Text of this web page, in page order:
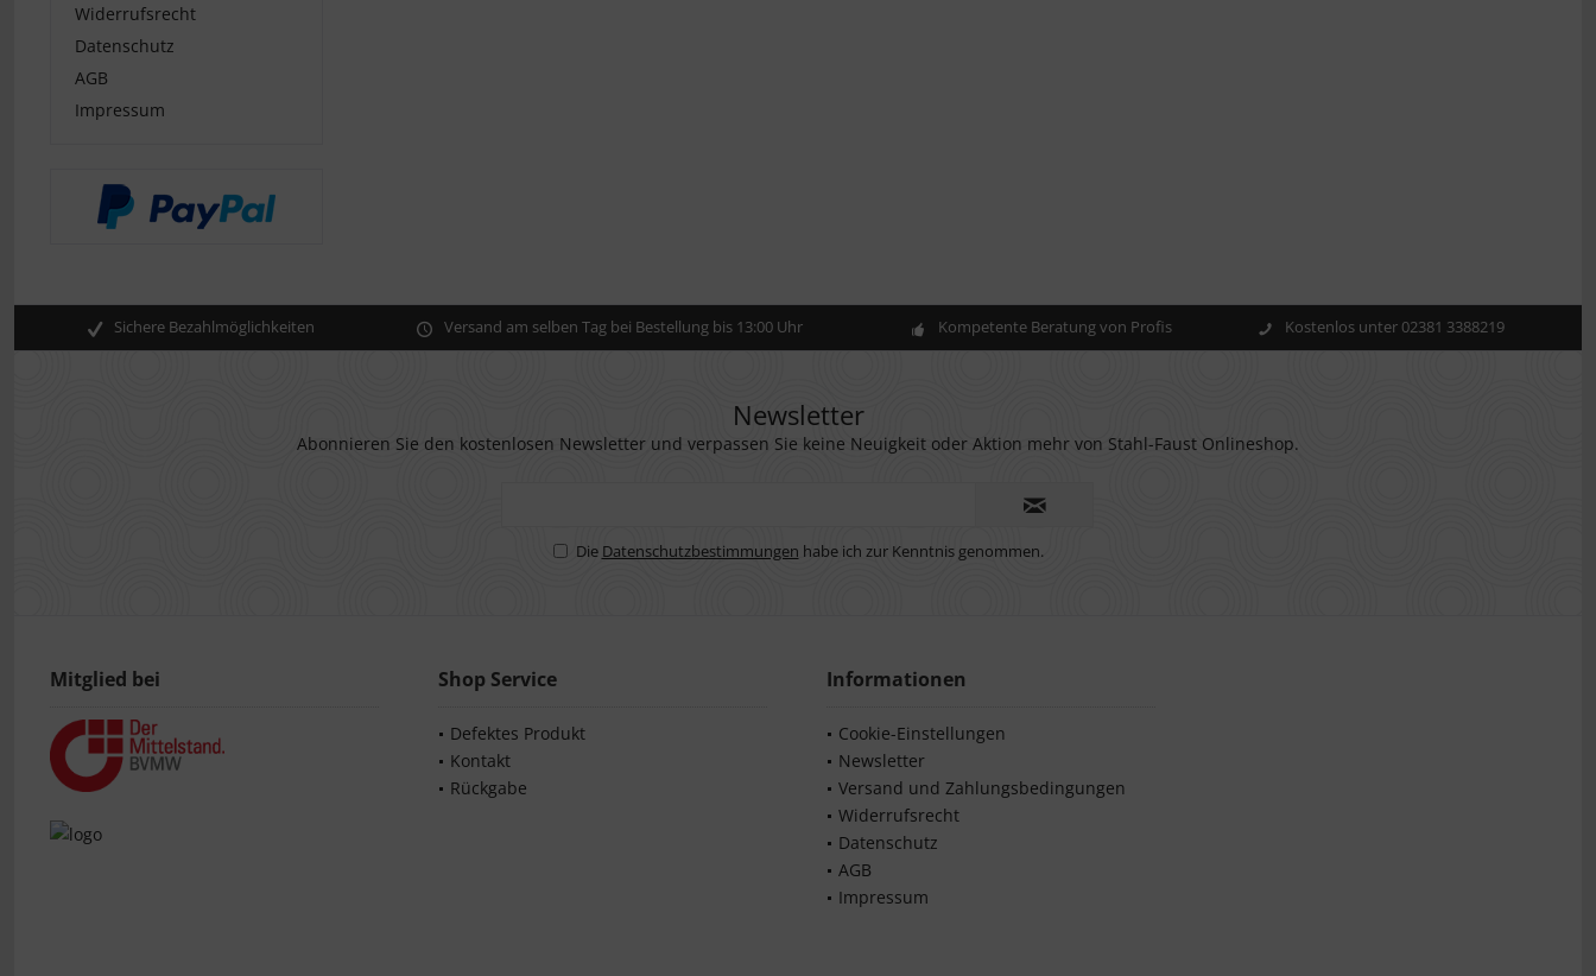
Widerrufsrecht
Datenschutz
AGB
Impressum
Sichere Bezahlmöglichkeiten Versand am selben Tag bei Bestellung bis 13:00 Uhr Kompetente Beratung von Profis Kostenlos unter 02381 3388219
Newsletter
Abonnieren Sie den kostenlosen Newsletter und verpassen Sie keine Neuigkeit oder Aktion mehr von Stahl-Faust Onlineshop.
Die Datenschutzbestimmungen habe ich zur Kenntnis genommen.
Mitglied bei Shop Service
Defektes Produkt
Kontakt
Rückgabe
Informationen
Cookie-Einstellungen
Newsletter
Versand und Zahlungsbedingungen
Widerrufsrecht
Datenschutz
AGB
Impressum